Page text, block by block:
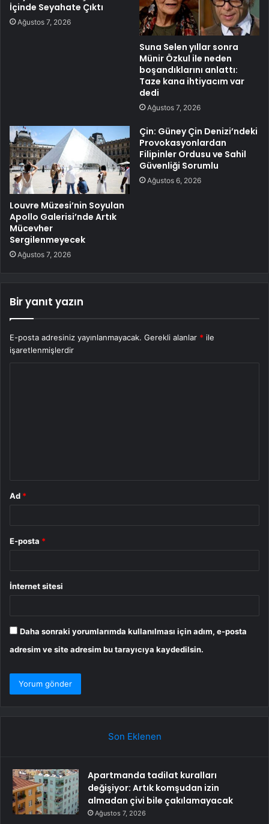
İçinde Seyahate Çıktı
Ağustos 7, 2026
Suna Selen yıllar sonra
Münir Özkul ile neden
boşandıklarını anlattı:
Taze kana ihtiyacım var
dedi
Ağustos 7, 2026
Louvre Müzesi’nin Soyulan
Apollo Galerisi’nde Artık
Mücevher
Sergilenmeyecek
Ağustos 7, 2026
Çin: Güney Çin Denizi’ndeki
Provokasyonlardan
Filipinler Ordusu ve Sahil
Güvenliği Sorumlu
Ağustos 6, 2026
Bir yanıt yazın
E-posta adresiniz yayınlanmayacak. Gerekli alanlar * ile
işaretlenmişlerdir
Ad *
E-posta *
İnternet sitesi
Daha sonraki yorumlarımda kullanılması için adım, e-posta
adresim ve site adresim bu tarayıcıya kaydedilsin.
Son Eklenen
Apartmanda tadilat kuralları
değişiyor: Artık komşudan izin
almadan çivi bile çakılamayacak
Ağustos 7, 2026